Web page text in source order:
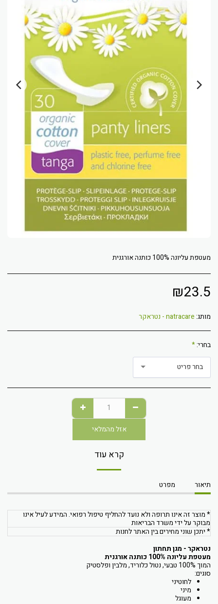
מעטפת עליונה 100% כותנה אורגנית
₪23.5
מותג:natracare - נטראקר
בחרי:*
בחר פריט
אזל מהמלאי
קרא עוד
תיאור מפרט
* מוצר זה אינו תרופה ולא נועד להחליף טיפול רפואי. המידע לעיל אינו
מבוקר על ידי משרד הבריאות
* יתכן שוני מחירים בין האתר לחנות
נטראקר - מגן תחתון
מעטפת עליונה 100% כותנה אורגנית
המוך 100% טבעי, נטול כלוריד, מלבין ופלסטיק
סוגים:
לחוטיני
מיני
מעוגל